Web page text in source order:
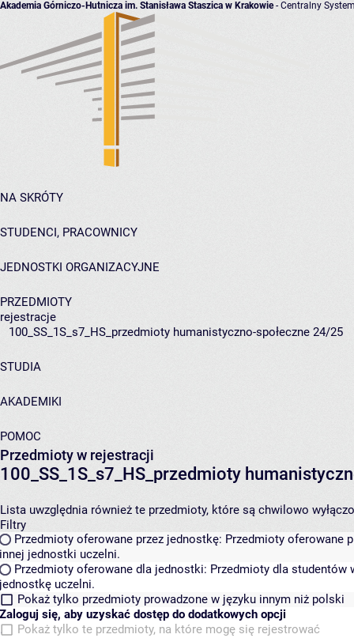
Akademia Górniczo-Hutnicza im. Stanisława Staszica w Krakowie- Centralny
NA SKRÓTY
STUDENCI, PRACOWNICY
JEDNOSTKI ORGANIZACYJNE
PRZEDMIOTY
rejestracje
100_SS_1S_s7_HS_przedmioty humanistyczno-społeczne 24/25
STUDIA
AKADEMIKI
POMOC
Przedmioty w rejestracji
100_SS_1S_s7_HS_przedmioty
Lista uwzględnia również te przedmioty, które są chwilowo
Filtry
Przedmioty oferowane przez jednostkę: Przedmioty oferowane
innej jednostki uczelni.
Przedmioty oferowane dla jednostki: Przedmioty dla studentów
jednostkę uczelni.
Pokaż tylko przedmioty prowadzone w języku innym niż polski
Zaloguj się, aby uzyskać dostęp do dodatkowych opcji
Pokaż tylko te przedmioty, na które mogę się rejestrować